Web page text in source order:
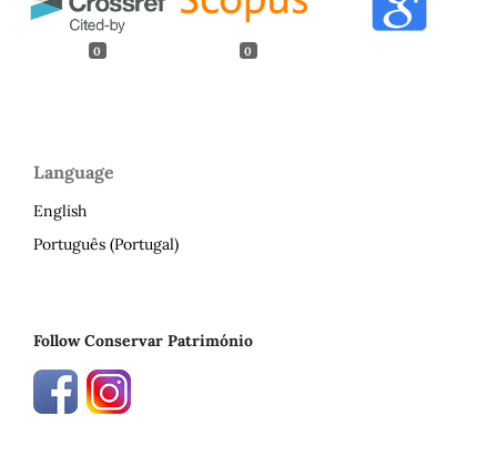
0 0
Language
English
Português (Portugal)
Follow Conservar Património